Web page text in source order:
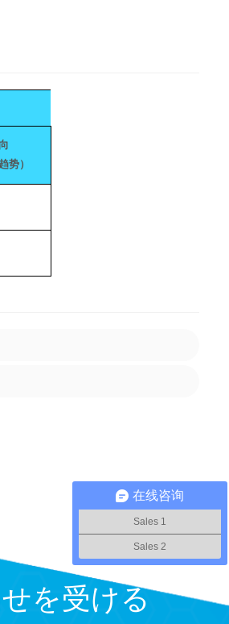
势）
を受ける
在线咨询
Sales 1
Sales 2